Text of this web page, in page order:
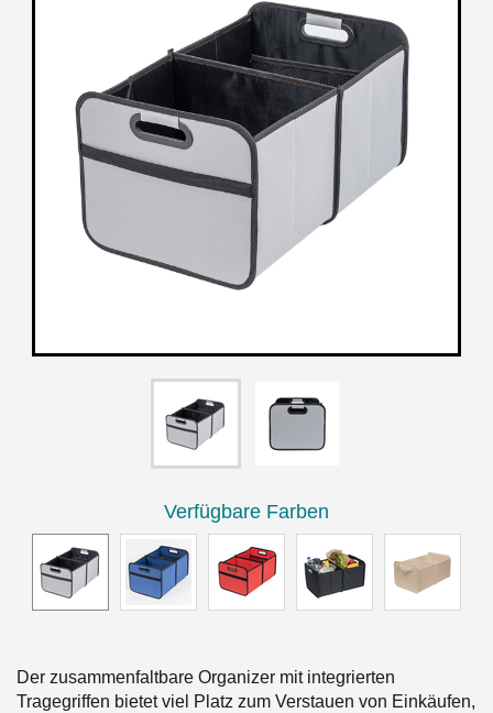
Verfügbare Farben
Der zusammenfaltbare Organizer mit integrierten
Tragegriffen bietet viel Platz zum Verstauen von Einkäufen,